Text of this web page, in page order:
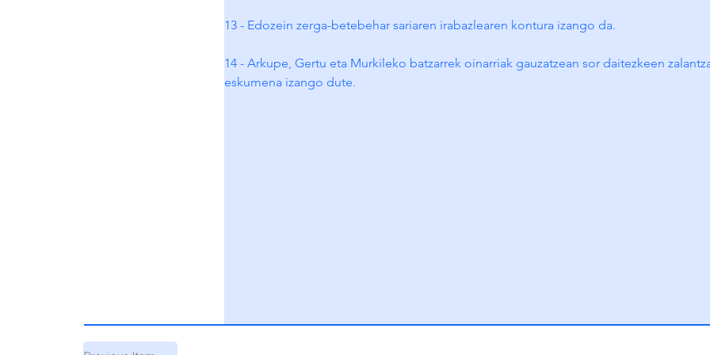
13 - Edozein zerga-betebehar sariaren irabazlearen kontura izango da.
14 - Arkupe, Gertu eta Murkileko batzarrek oinarriak gauzatzean sor daitezkeen
eskumena izango dute.